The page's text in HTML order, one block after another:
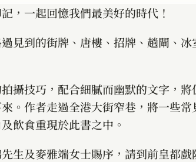
，一起回憶我們最美好的時代！
見到的街牌、唐樓、招牌、趟閘、
攝技巧，配合細膩而幽默的文字，
。作者走過全港大街窄巷，將一些
飲食重現於此書之中。
生及麥雅端女士賜序，請到前皇都